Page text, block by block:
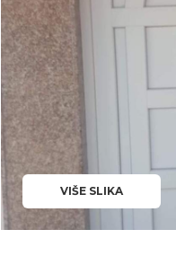
VIŠE SLIKA